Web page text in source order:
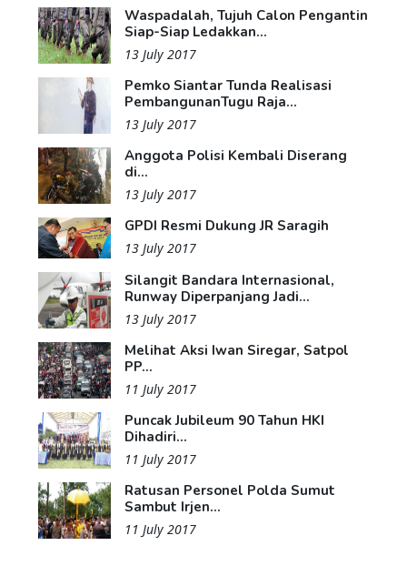
Waspadalah, Tujuh Calon Pengantin
Siap-Siap Ledakkan...
13 July 2017
Pemko Siantar Tunda Realisasi
PembangunanTugu Raja...
13 July 2017
Anggota Polisi Kembali Diserang
di...
13 July 2017
GPDI Resmi Dukung JR Saragih
13 July 2017
Silangit Bandara Internasional,
Runway Diperpanjang Jadi...
13 July 2017
Melihat Aksi Iwan Siregar, Satpol
PP...
11 July 2017
Puncak Jubileum 90 Tahun HKI
Dihadiri...
11 July 2017
Ratusan Personel Polda Sumut
Sambut Irjen...
11 July 2017